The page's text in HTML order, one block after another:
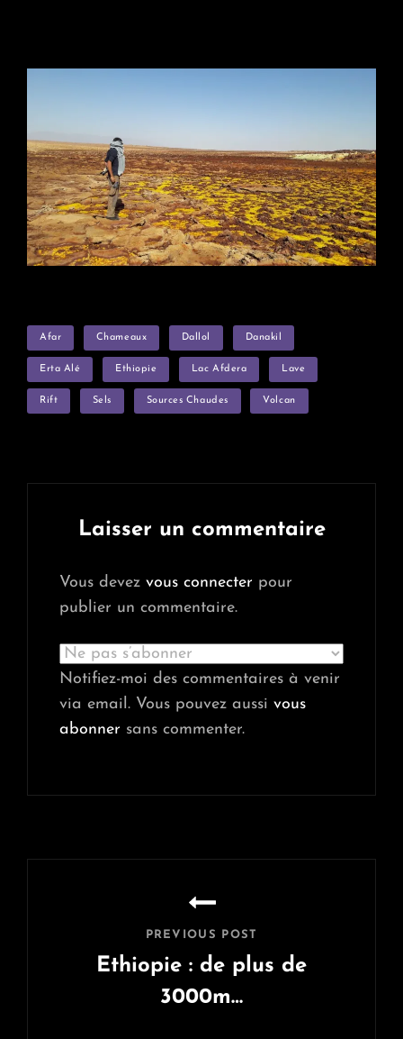
TAGS
Afar Chameaux Dallol Danakil
Erta Alé Ethiopie Lac Afdera Lave
Rift Sels Sources Chaudes Volcan
Laisser un commentaire
Vous devez vous connecter pour
publier un commentaire.
Notifiez-moi des commentaires à venir
via email. Vous pouvez aussi vous
abonner sans commenter.
PREVIOUS POST
Ethiopie : de plus de
3000m…